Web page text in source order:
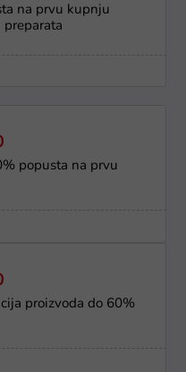
na prvu kupnju
preparata
popusta na prvu
proizvoda do 60%